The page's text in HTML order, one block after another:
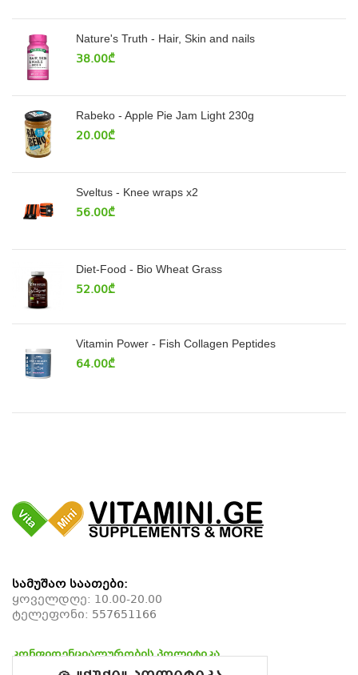
Nature's Truth - Hair, Skin and nails
38.00₾
Rabeko - Apple Pie Jam Light 230g
20.00₾
Sveltus - Knee wraps x2
56.00₾
Diet-Food - Bio Wheat Grass
52.00₾
Vitamin Power - Fish Collagen Peptides
64.00₾
სამუშაო საათები:
ყოველდღე: 10.00-20.00
ტელეფონი: 557651166
კონფიდენციალურობის პოლიტიკა
დაბრუნების პოლიტიკა